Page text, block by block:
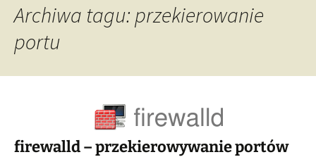
Archiwa tagu: przekierowanie
portu
firewalld – przekierowywanie portów